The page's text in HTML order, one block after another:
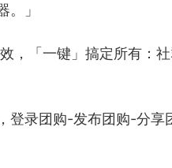
」
，「一键」搞定所有：
登录团购-发布团购-分享